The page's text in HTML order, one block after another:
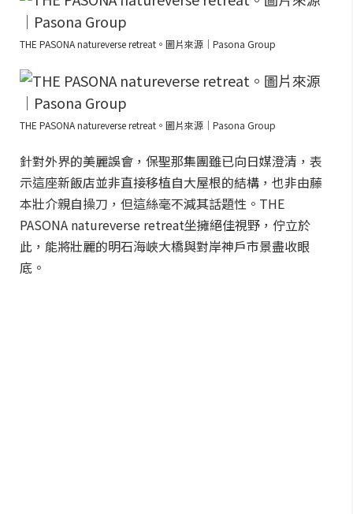
THE PASONA natureverse retreat。圖片來源｜Pasona Group
THE PASONA natureverse retreat。圖片來源｜Pasona Group
針對外界的美麗誤會，保聖那集團雖已向日媒澄清，表
示這座新飯店並非直接移植自大屋根的結構，也非由藤
本壯介親自操刀，但這絲毫不減其話題性。THE
PASONA natureverse retreat坐擁絕佳視野，佇立於
此，能將壯麗的明石海峽大橋與對岸神戶市景盡收眼
底。